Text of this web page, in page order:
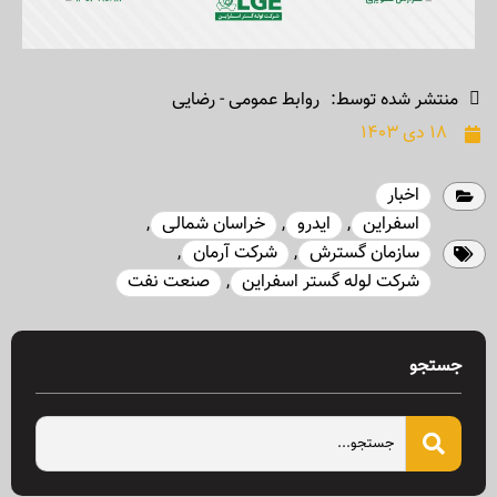
منتشر شده توسط: روابط عمومی - رضایی
۱۸ دی ۱۴۰۳
اخبار
اسفراین , ایدرو , خراسان شمالی ,
سازمان گسترش , شرکت آرمان ,
شرکت لوله گستر اسفراین , صنعت نفت
جستجو